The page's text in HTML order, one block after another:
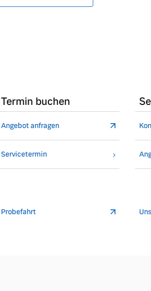
Termin buchen
Angebot anfragen
Servicetermin
Probefahrt